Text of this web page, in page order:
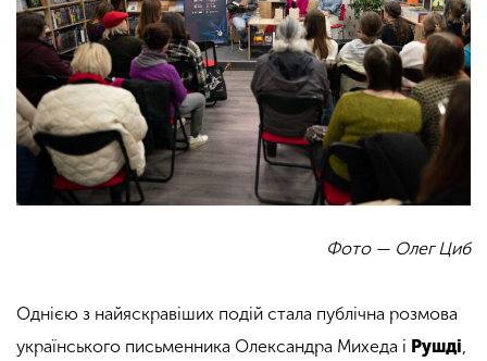
Фото — Олег Циб
Однією з найяскравіших подій стала публічна розмова
українського письменника Олександра Михеда і Рушді,